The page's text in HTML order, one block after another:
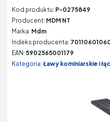
Kod produktu: P-0275849
Producent: MDM NT
Marka: Mdm
Indeks producenta:
EAN: 5902565001179
Kategoria: Ławy kominiarskie i